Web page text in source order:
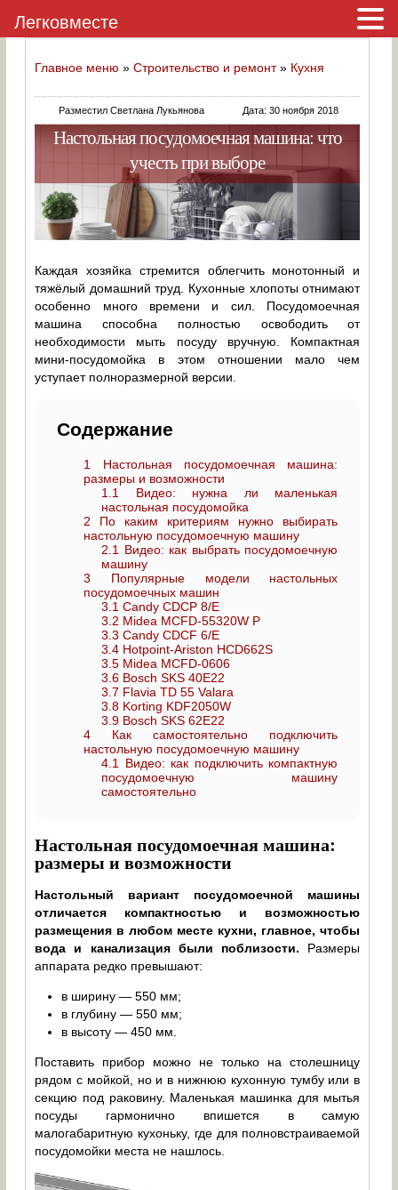
Главное меню »Строительство и ремонт» Кухня
Разместил Светлана Лукьянова Дата: 30 ноября 2018
Настольная посудомоечная машина: что
учесть при выборе
Каждая хозяйка стремится облегчить монотонный и
тяжёлый домашний труд. Кухонные хлопоты отнимают
особенно много времени и сил. Посудомоечная
машина способна полностью освободить от
необходимости мыть посуду вручную. Компактная
мини-посудомойка в этом отношении мало чем
уступает полноразмерной версии.
Содержание
1
Настольная посудомоечная машина:
размеры и возможности
1.1
Видео: нужна ли маленькая
настольная посудомойка
2 По каким критериям нужно выбирать
настольную посудомоечную машину
2.1
Видео: как выбрать посудомоечную
машину
3 Популярные модели настольных
посудомоечных машин
3.1 Candy CDCP 8/E
3.2 Midea MCFD-55320W Р
3.3 Candy CDCF 6/Е
3.4 Hotpoint-Ariston HCD662S
3.5 Midea MCFD-0606
3.6 Bosch SKS 40E22
3.7 Flavia TD 55 Valara
3.8 Korting KDF2050W
3.9 Bosch SKS 62E22
4 Как самостоятельно подключить
настольную посудомоечную машину
4.1
Видео: как подключить компактную
посудомоечную машину
самостоятельно
Настольная посудомоечная машина:
размеры и возможности
Настольный вариант посудомоечной машины
отличается компактностью и возможностью
размещения в любом месте кухни, главное, чтобы
вода и канализация были поблизости. Размеры
аппарата редко превышают:
в ширину — 550 мм;
в глубину — 550 мм;
в высоту — 450 мм.
Поставить прибор можно не только на столешницу
рядом с мойкой, но и в нижнюю кухонную тумбу или в
секцию под раковину. Маленькая машинка для мытья
посуды гармонично впишется в самую
малогабаритную кухоньку, где для полновстраиваемой
посудомойки места не нашлось.
Легковместе